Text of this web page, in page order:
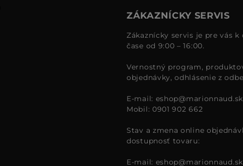
ZÁKAZNÍCKY SERVIS
Zákaznícky servis je pre vás
čase od 9:00 – 16:00.
Vernostný program,
objednávky, odhlásenie z
E-mail: eshop@marionnaud.sk
Mobil: 0901 902 662
Stav a zmena online
dostupnosť tovaru:
E-mail: eshop@marionnaud.sk